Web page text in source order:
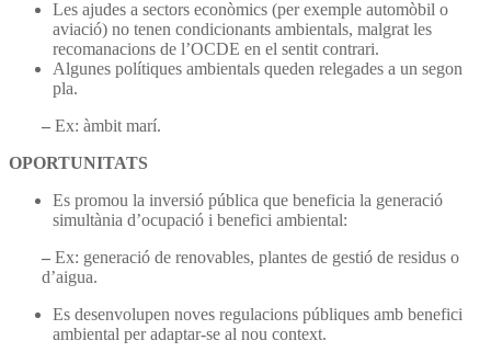
Les ajudes a sectors econòmics (per exemple automòbil o
aviació) no tenen condicionants ambientals, malgrat les
recomanacions de l’OCDE en el sentit contrari.
Algunes polítiques ambientals queden relegades a un segon
pla.
– Ex: àmbit marí.
OPORTUNITATS
Es promou la inversió pública que beneficia la generació
simultània d’ocupació i benefici ambiental:
– Ex: generació de renovables, plantes de gestió de residus o
d’aigua.
Es desenvolupen noves regulacions públiques amb benefici
ambiental per adaptar-se al nou context.